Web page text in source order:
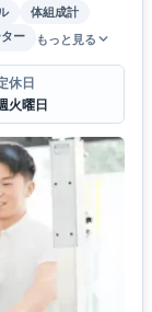
体組成計
ー もっと見る
休日
火曜日